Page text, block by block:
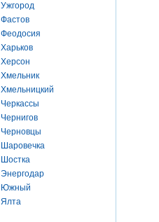
Ужгород
Фастов
Феодосия
Харьков
Херсон
Хмельник
Хмельницкий
Черкассы
Чернигов
Черновцы
Шаровечка
Шостка
Энергодар
Южный
Ялта